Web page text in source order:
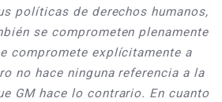
políticas de derechos humanos,
se comprometen plenamente
compromete explícitamente a
no hace ninguna referencia a la
GM hace lo contrario. En cuanto